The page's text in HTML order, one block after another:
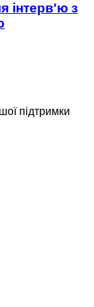
інтерв'ю з
підтримки